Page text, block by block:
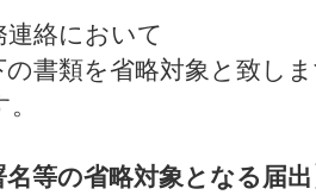
絡において
の書類を省略対象と致し
名等の省略対象となる届